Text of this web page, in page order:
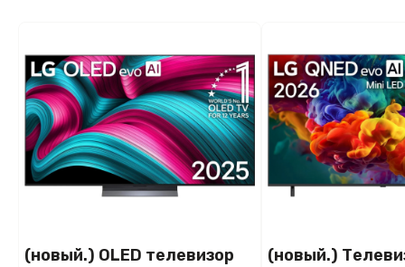
(новый.) OLED телевизор
(новый.)